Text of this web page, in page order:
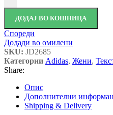
ДОДАЈ ВО КОШНИЦА
Спореди
Додади во омилени
SKU: JD2685
Категории Adidas, Жени,
Share:
Опис
Дополнителни
Shipping & Delivery